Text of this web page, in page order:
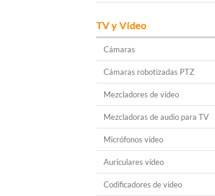
TV y Vídeo
Cámaras
Cámaras robotizadas PTZ
Mezcladores de vídeo
Mezcladoras de audio para TV
Micrófonos vídeo
Auriculares vídeo
Codificadores de vídeo